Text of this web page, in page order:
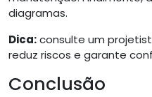
diagramas.
Dica:consulte um
reduz riscos e garante
Conclusão